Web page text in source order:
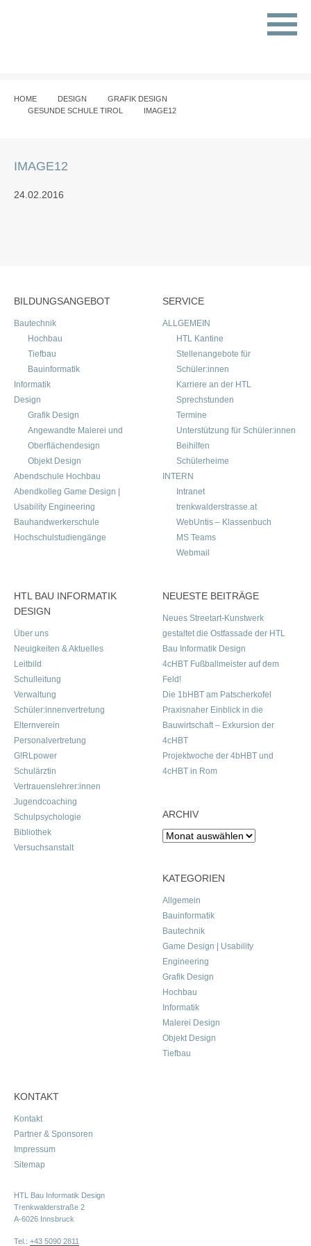
HOME DESIGN
GRAFIK DESIGN
GESUNDE SCHULE TIROL
IMAGE12
IMAGE12
24.02.2016
BILDUNGSANGEBOT
Bautechnik
Hochbau
Tiefbau
Bauinformatik
Informatik
Design
Grafik Design
Angewandte Malerei und
Oberflächendesign
Objekt Design
Abendschule Hochbau
Abendkolleg Game Design |
Usability Engineering
Bauhandwerkerschule
Hochschulstudiengänge
SERVICE
ALLGEMEIN
HTL Kantine
Stellenangebote für
Schüler:innen
Karriere an der HTL
Sprechstunden
Termine
Unterstützung für Schüler:innen
Beihilfen
Schülerheime
INTERN
Intranet
trenkwalderstrasse.at
WebUntis – Klassenbuch
MS Teams
Webmail
HTL BAU INFORMATIK
DESIGN
Über uns
Neuigkeiten & Aktuelles
Leitbild
Schulleitung
Verwaltung
Schüler:innenvertretung
Elternverein
Personalvertretung
G!RLpower
Schulärztin
Vertrauenslehrer:innen
Jugendcoaching
Schulpsychologie
Bibliothek
Versuchsanstalt
NEUESTE BEITRÄGE
Neues Streetart-Kunstwerk
gestaltet die Ostfassade der HTL
Bau Informatik Design
4cHBT Fußballmeister auf dem
Feld!
Die 1bHBT am Patscherkofel
Praxisnaher Einblick in die
Bauwirtschaft – Exkursion der
4cHBT
Projektwoche der 4bHBT und
4cHBT in Rom
ARCHIV
Archiv
KATEGORIEN
Allgemein
Bauinformatik
Bautechnik
Game Design | Usability
Engineering
Grafik Design
Hochbau
Informatik
Malerei Design
Objekt Design
Tiefbau
KONTAKT
Kontakt
Partner & Sponsoren
Impressum
Sitemap
HTL Bau Informatik Design
Trenkwalderstraße 2
A-6026 Innsbruck
Tel.: +43 5090 2811